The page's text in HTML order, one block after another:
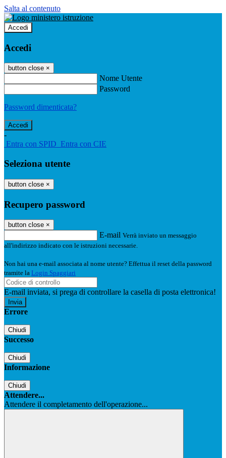
Salta al contenuto
Accedi
Accedi
button close ×
Nome Utente
Password
Password dimenticata?
-
Entra con SPID Entra con CIE
Seleziona utente
button close ×
Recupero password
button close ×
E-mail Verrà inviato un messaggio
all'indirizzo indicato con le istruzioni necessarie.
Non hai una e-mail associata al nome utente? Effettua il reset della password
tramite la Login Spaggiari
E-mail inviata, si prega di controllare la casella di posta elettronica!
Errore
Chiudi
Successo
Chiudi
Informazione
Chiudi
Attendere...
Attendere il completamento dell'operazione...